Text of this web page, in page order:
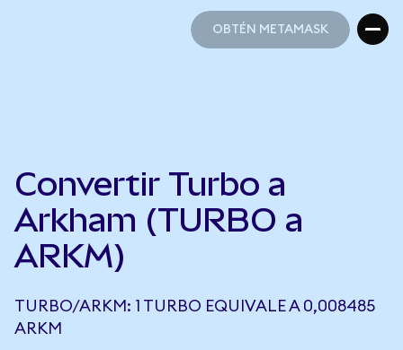
OBTÉN METAMASK
Convertir Turbo a
Arkham (TURBO a
ARKM)
TURBO/ARKM: 1 TURBO EQUIVALE A 0,008485
ARKM